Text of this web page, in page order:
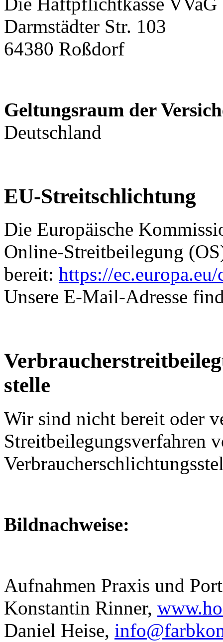
Darmstädter Str. 103
64380 Roßdorf
Geltungsraum der
Deutschland
EU-Streitschlichtung
Die Europäische
Online-Streitbeilegung
bereit: https://
Unsere E-Mail-Adresse
stelle
Wir sind nicht bereit oder
Streitbeilegungsverfahren
Bildnachweise:
Aufnahmen Praxis und
Konstantin Rinner,
Daniel Heise,